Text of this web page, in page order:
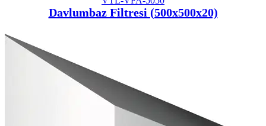
Davlumbaz Filtresi (500x500x20)